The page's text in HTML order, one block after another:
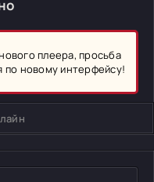
плеера, просьба
по новому интерфейсу!